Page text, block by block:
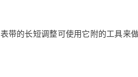
表带的长短调整可使用它附的工具来